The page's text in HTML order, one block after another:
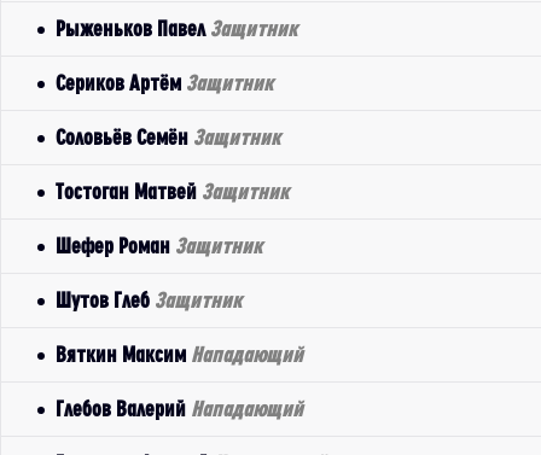
Рыженьков Павел Защитник
Сериков Артём Защитник
Соловьёв Семён Защитник
Тостоган Матвей Защитник
Шефер Роман Защитник
Шутов Глеб Защитник
Вяткин Максим Нападающий
Глебов Валерий Нападающий